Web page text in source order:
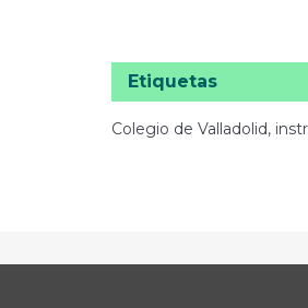
Etiquetas
Colegio de Valladolid,